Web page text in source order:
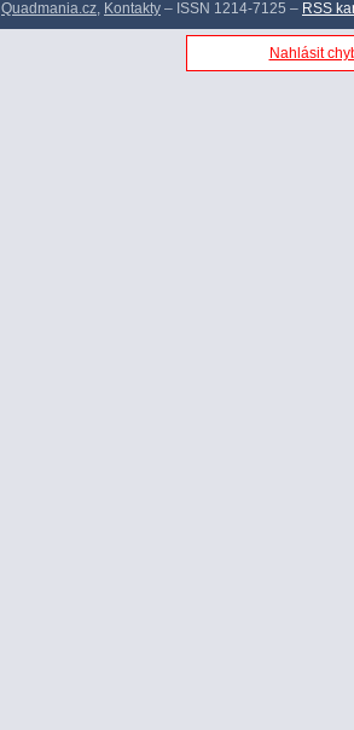
Quadmania.cz, Kontakty – ISSN 1214-7125 – RSS
Nahlásit